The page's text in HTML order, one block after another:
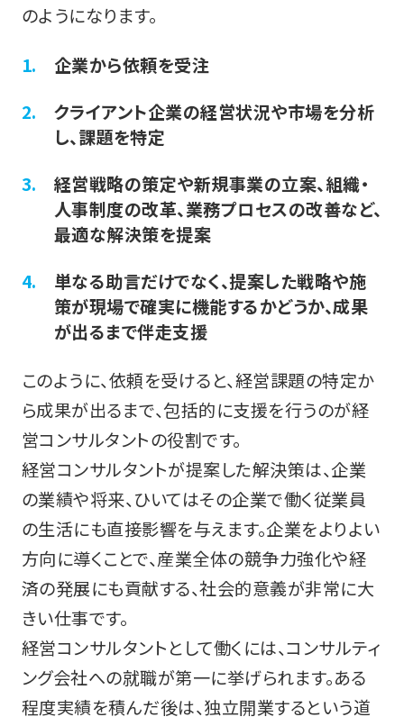
のようになります。
企業から依頼を受注
クライアント企業の経営状況や市場を分析
し、課題を特定
経営戦略の策定や新規事業の立案、組織・
人事制度の改革、業務プロセスの改善など、
最適な解決策を提案
単なる助言だけでなく、提案した戦略や施
策が現場で確実に機能するかどうか、成果
が出るまで伴走支援
このように、依頼を受けると、経営課題の特定か
ら成果が出るまで、包括的に支援を行うのが経
営コンサルタントの役割です。
経営コンサルタントが提案した解決策は、企業
の業績や将来、ひいてはその企業で働く従業員
の生活にも直接影響を与えます。企業をよりよい
方向に導くことで、産業全体の競争力強化や経
済の発展にも貢献する、社会的意義が非常に大
きい仕事です。
経営コンサルタントとして働くには、コンサルティ
ング会社への就職が第一に挙げられます。ある
程度実績を積んだ後は、独立開業するという道